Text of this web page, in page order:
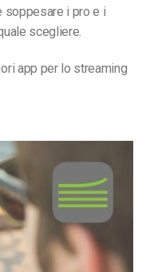
soppesare i pro e i
scegliere.
app per lo streaming